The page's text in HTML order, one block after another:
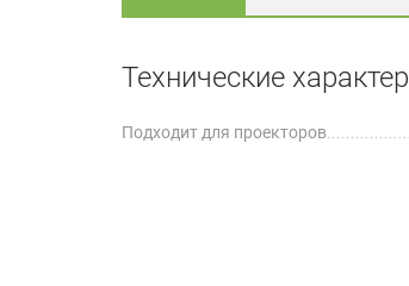
Технические
Подходит для проекторов